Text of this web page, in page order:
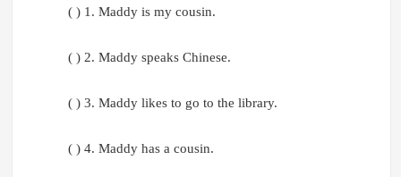
( ) 1. Maddy is my cousin.
( ) 2. Maddy speaks Chinese.
( ) 3. Maddy likes to go to the library.
( ) 4. Maddy has a cousin.